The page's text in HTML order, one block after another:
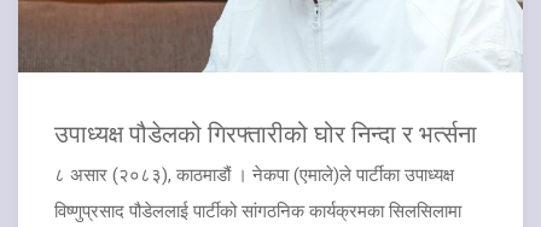
उपाध्यक्ष पौडेलको गिरफ्तारीको घोर निन्दा र भर्त्सना
८ असार (२०८३), काठमाडौं । नेकपा (एमाले)ले पार्टीका उपाध्यक्ष
विष्णुप्रसाद पौडेललाई पार्टीको सांगठनिक कार्यक्रमका सिलसिलामा